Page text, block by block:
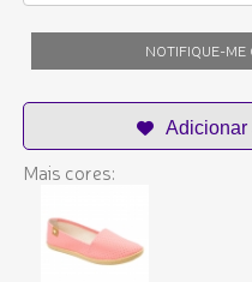
NOTIFIQUE-ME
Mais cores: